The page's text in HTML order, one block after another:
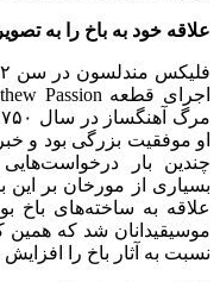
علاقه خود به باخ را به
او موفقیت بزرگی بود و
چندین بار
بسیاری از مورخان بر این
علاقه به ساخته‌های باخ
موسیقیدانان شد که همین
نسبت به آثار باخ را افزایش